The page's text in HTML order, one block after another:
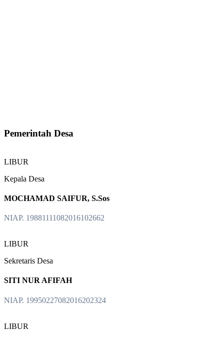
Pemerintah Desa
LIBUR
Kepala Desa
MOCHAMAD SAIFUR, S.Sos
NIAP. 19881111082016102662
LIBUR
Sekretaris Desa
SITI NUR AFIFAH
NIAP. 19950227082016202324
LIBUR